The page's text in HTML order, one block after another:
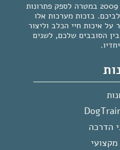
חברת DogTrain הוקמה בשנת 2009 במטרה לספק פתרונות
בזכות מערכות אלו
על איכות חיי הכלב וליצור
הסובבים שלכם, לשנים
הדרכה